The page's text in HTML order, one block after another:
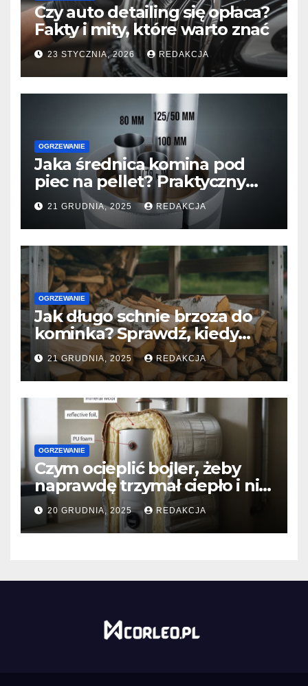
Czy auto detailing się opłaca?
Fakty i mity, które warto znać
23 STYCZNIA, 2026 REDAKCJA
OGRZEWANIE
Jaka średnica komina pod
piec na pellet? Praktyczny
przewodnik dla domu i
mieszkania
21 GRUDNIA, 2025 REDAKCJA
OGRZEWANIE
Jak długo schnie brzoza do
kominka? Sprawdź, kiedy
naprawdę jest gotowa do
palenia?
21 GRUDNIA, 2025 REDAKCJA
OGRZEWANIE
Czym ocieplić bojler, żeby
naprawdę trzymał ciepło i nie
zjadał prądu?
20 GRUDNIA, 2025 REDAKCJA